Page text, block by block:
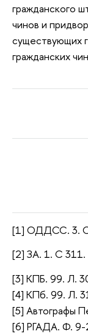
гражданского
чинов и
существующих
гражданских
[1] ОДДСС. 3.
[2] ЗА. 1. С 311.
[3] КПБ. 99. Л.
[4] КПб. 99. Л.
[5] Автографы
[6] РГАДА. Ф.